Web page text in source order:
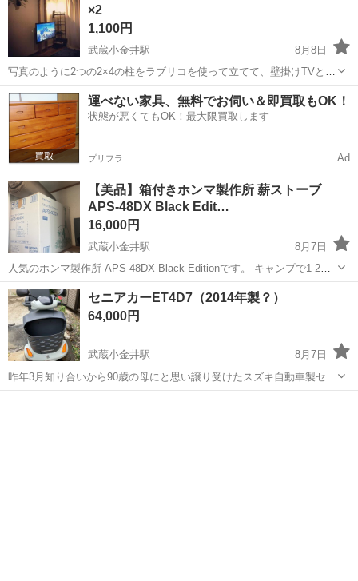
少々ござい...
×2
1,100円
武蔵小金井駅
8月8日
写真のように2つの2×4の柱をラブリコを使って立てて、壁掛けTVとし
ていました。 試してみたい方に是非お譲り致します。
東京 小金井市 武蔵小金井駅 その他
運べない家具、無料でお伺い＆即買取もOK！
状態が悪くてもOK！最大限買取します
プリフラ Ad
【美品】箱付きホンマ製作所 薪ストーブ
APS-48DX Black Edit…
16,000円
武蔵小金井駅
8月7日
人気のホンマ製作所 APS-48DX Black Editionです。 キャンプで1-2回
使用しました。 通常使用に伴う焼けや使用感はありますが、凹みや使
用に支障のある不具合はなく、 まだまだお使いいただけます。 ま
た、...
東京 小金井市
セニアカーET4D7（2014年製？）
64,000円
武蔵小金井駅
8月7日
昨年3月知り合いから90歳の母にと思い譲り受けたスズキ自動車製セニ
アカーです 長年使われずにシートをかけて保管されていました バッテ